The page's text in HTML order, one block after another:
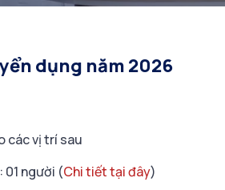
dụng năm 2026
các vị trí sau
01 người (Chi tiết tại đây)